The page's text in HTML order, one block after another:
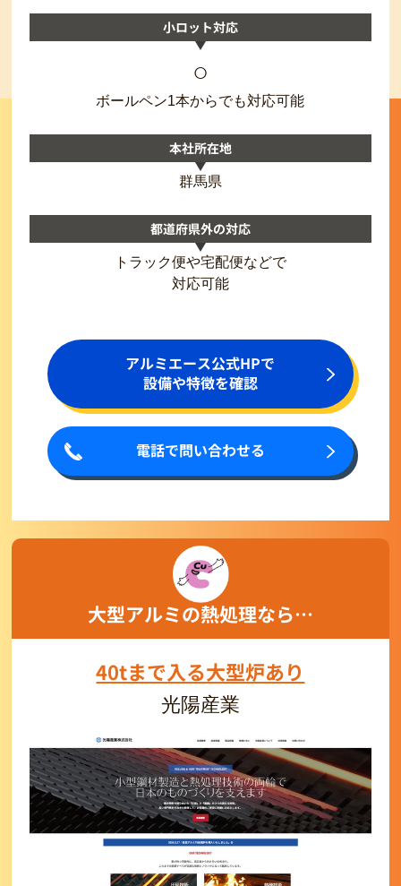
小ロット対応
○
ボールペン1本からでも対応可能
本社所在地
群馬県
都道府県外の対応
トラック便や宅配便などで
対応可能
アルミエース公式HPで
設備や特徴を確認
電話で問い合わせる
大型アルミの熱処理なら…
40tまで入る大型炉あり
光陽産業